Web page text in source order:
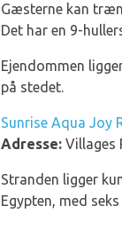
Gæsterne kan
Det har en 9-
Ejendommen
på stedet.
Sunrise Aqua Joy
Adresse: Villages
Stranden ligger
Egypten, med